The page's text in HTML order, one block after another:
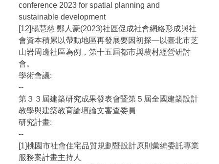
conference 2023 for spatial planning and
sustainable development
[12]楊慧慈 鄭人豪(2023)社區促成社會網絡形成與社
會資本積累以帶動地區再發展要因初探—以臺北市芝
山岩周邊社區為例，第十五屆都市與農村經營研討
會。
學術會議:
--
第３３屆建築研究成果發表會暨第５屆全國建築設計
教學與建築教育論壇論文審查委員
研究計畫:
--
[1]桃園市社會住宅品質規劃暨設計原則彙編委託專業
服務案計畫主持人